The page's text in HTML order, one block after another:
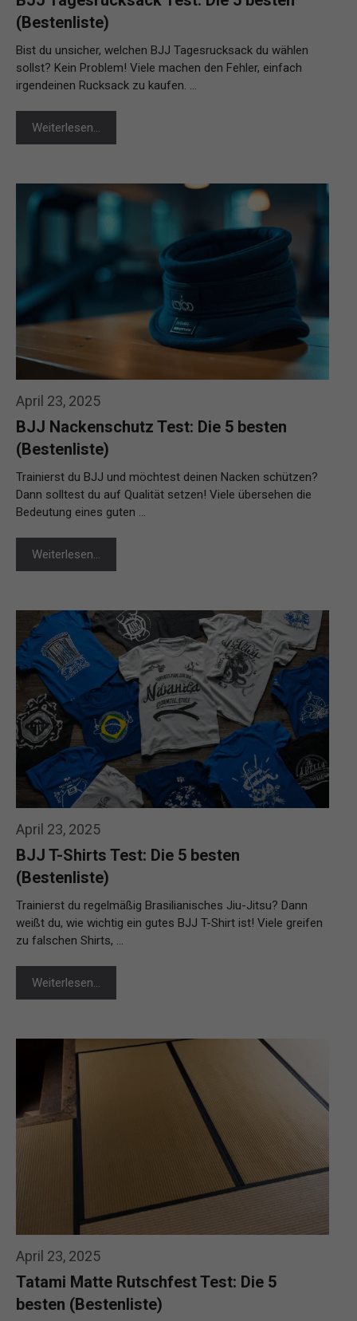
(Bestenliste)
Bist du unsicher, welchen BJJ Tagesrucksack du wählen
sollst? Kein Problem! Viele machen den Fehler, einfach
irgendeinen Rucksack zu kaufen. …
Weiterlesen…
April 23, 2025
BJJ Nackenschutz Test: Die 5 besten
(Bestenliste)
Trainierst du BJJ und möchtest deinen Nacken schützen?
Dann solltest du auf Qualität setzen! Viele übersehen die
Bedeutung eines guten …
Weiterlesen…
April 23, 2025
BJJ T-Shirts Test: Die 5 besten
(Bestenliste)
Trainierst du regelmäßig Brasilianisches Jiu-Jitsu? Dann
weißt du, wie wichtig ein gutes BJJ T-Shirt ist! Viele greifen
zu falschen Shirts, …
Weiterlesen…
April 23, 2025
Tatami Matte Rutschfest Test: Die 5
besten (Bestenliste)